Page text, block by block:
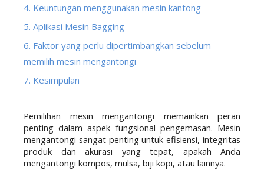
4. Keuntungan menggunakan mesin kantong
5. Aplikasi Mesin Bagging
6. Faktor yang perlu dipertimbangkan sebelum
memilih mesin mengantongi
7. Kesimpulan
Pemilihan mesin mengantongi memainkan peran
penting dalam aspek fungsional pengemasan. Mesin
mengantongi sangat penting untuk efisiensi, integritas
produk dan akurasi yang tepat, apakah Anda
mengantongi kompos, mulsa, biji kopi, atau lainnya.